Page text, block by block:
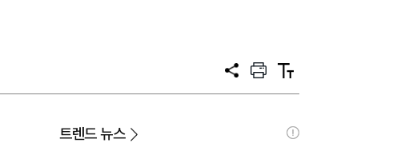
공
프
트
텍
트
트렌드 뉴스